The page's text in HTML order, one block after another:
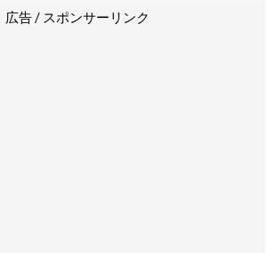
広告 / スポンサーリンク